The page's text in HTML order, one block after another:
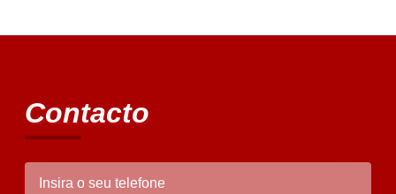
Contacto